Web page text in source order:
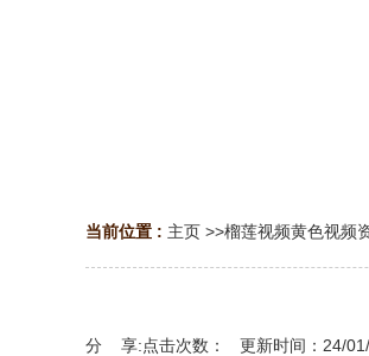
当前位置 : 主页 >>榴莲视频黄色视频
点击次数： 更新时间：24/
分 享: